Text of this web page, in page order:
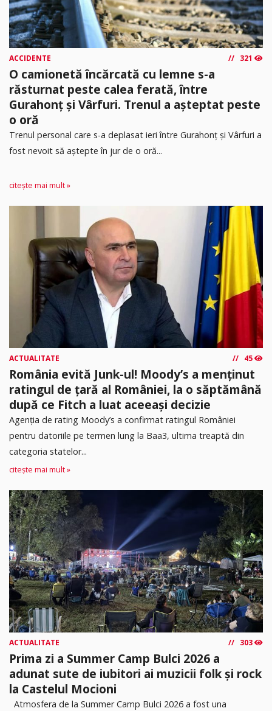
ACCIDENTE 321
O camionetă încărcată cu lemne s-a
răsturnat peste calea ferată, între
Gurahonț și Vârfuri. Trenul a așteptat peste
o oră
Trenul personal care s-a deplasat ieri între Gurahonț și Vârfuri a
fost nevoit să aștepte în jur de o oră...
citește mai mult »
ACTUALITATE 45
România evită Junk-ul! Moody’s a menținut
ratingul de țară al României, la o săptămână
după ce Fitch a luat aceeași decizie
Agenția de rating Moody’s a confirmat ratingul României
pentru datoriile pe termen lung la Baa3, ultima treaptă din
categoria statelor...
citește mai mult »
ACTUALITATE 303
Prima zi a Summer Camp Bulci 2026 a
adunat sute de iubitori ai muzicii folk și rock
la Castelul Mocioni
Atmosfera de la Summer Camp Bulci 2026 a fost una